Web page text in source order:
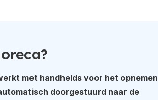
met handhelds voor het opnemen
doorgestuurd naar de